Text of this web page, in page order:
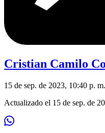
Cristian Camilo
15 de sep. de 2023, 10:40 p. m.
Actualizado el 15 de sep. de